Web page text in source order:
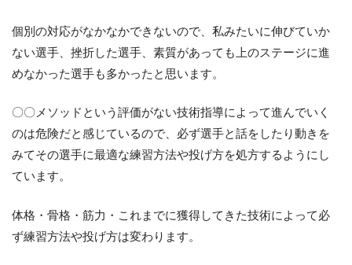
個別の対応がなかなかできないので、私みたいに伸びていか
ない選手、挫折した選手、素質があっても上のステージに進
めなかった選手も多かったと思います。
〇〇メソッドという評価がない技術指導によって進んでいく
のは危険だと感じているので、必ず選手と話をしたり動きを
みてその選手に最適な練習方法や投げ方を処方するようにし
ています。
体格・骨格・筋力・これまでに獲得してきた技術によって必
ず練習方法や投げ方は変わります。